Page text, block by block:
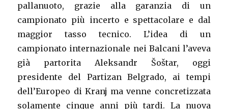
pallanuoto, grazie alla garanzia di un
campionato più incerto e spettacolare e dal
maggior tasso tecnico. L’idea di un
campionato internazionale nei Balcani l’aveva
già partorita Aleksandr Šoštar, oggi
presidente del Partizan Belgrado, ai tempi
dell’Europeo di Kranj ma venne concretizzata
solamente cinque anni più tardi. La nuova